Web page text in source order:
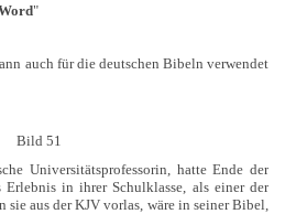
"
auch für die deutschen Bibeln verwendet
Bild 51
Universitätsprofessorin, hatte Ende der
Erlebnis in ihrer Schulklasse, als einer der
sie aus der KJV vorlas, wäre in seiner Bibel,